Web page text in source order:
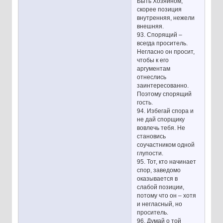
скорее позиция
внутренняя, нежели
внешняя.
93. Спорящий –
всегда проситель.
Негласно он просит,
чтобы к его
аргументам
отнеслись
заинтересованно.
Поэтому спорящий
гость.
94. Избегай спора и
не дай спорщику
вовлечь тебя. Не
становись
соучастником одной
глупости.
95. Тот, кто начинает
спор, заведомо
оказывается в
слабой позиции,
потому что он – хотя
и негласный, но
проситель.
96. Думай о той